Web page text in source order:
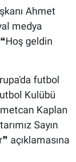
Ahmet
medya
geldin
futbol
Kulübü
Kaplan
Sayın
açıklamasına